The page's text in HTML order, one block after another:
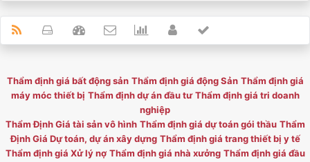
Thẩm định giá bất động sản Thẩm định giá động Sản Thẩm định giá
máy móc thiết bị Thẩm định dự án đầu tư Thẩm định giá tri doanh
nghiệp
Thẩm Định Giá tài sản vô hình Thẩm định giá dự toán gói thầu Thẩm
Định Giá Dự toán, dự án xây dựng Thẩm định giá trang thiết bị y tế
Thẩm định giá Xử lý nợ Thẩm định giá nhà xưởng Thẩm định giá đầu